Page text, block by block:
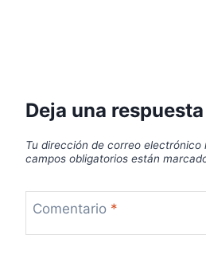
Deja una respuesta
Tu dirección de correo electrónico
campos obligatorios están
Comentario *